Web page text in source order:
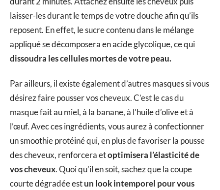
laisser-les durant le temps de votre douche afin qu’ils
reposent. En effet, le sucre contenu dans le mélange
appliqué se décomposera en acide glycolique, ce qui
dissoudra les cellules mortes de votre peau.
Par ailleurs, il existe également d’autres masques si vous
désirez faire pousser vos cheveux. C’est le cas du
masque fait au miel, à la banane, à l’huile d’olive et à
l’œuf. Avec ces ingrédients, vous aurez à confectionner
un smoothie protéiné qui, en plus de favoriser la pousse
des cheveux, renforcera etoptimisera l’élasticité de
vos cheveux. Quoi qu’il en soit, sachez que la coupe
courte dégradée estun look intemporel pour vous